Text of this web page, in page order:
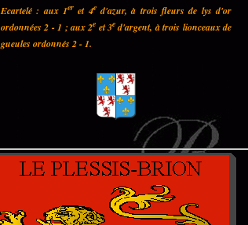
Ecartelé : aux 1er et 4ed'azur, à trois fleurs de lys d'or
ordonnées 2 - 1 ; aux 2e et 3ed'argent, à trois lionceaux de
gueules ordonnés 2 - 1.